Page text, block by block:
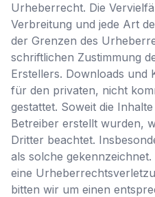
Urheberrecht. Die
Verbreitung und jede Art
der Grenzen des
schriftlichen Zustimmung
Erstellers. Downloads und
für den privaten, nicht
gestattet. Soweit die
Betreiber erstellt wurden,
Dritter beachtet.
als solche
eine
bitten wir um einen